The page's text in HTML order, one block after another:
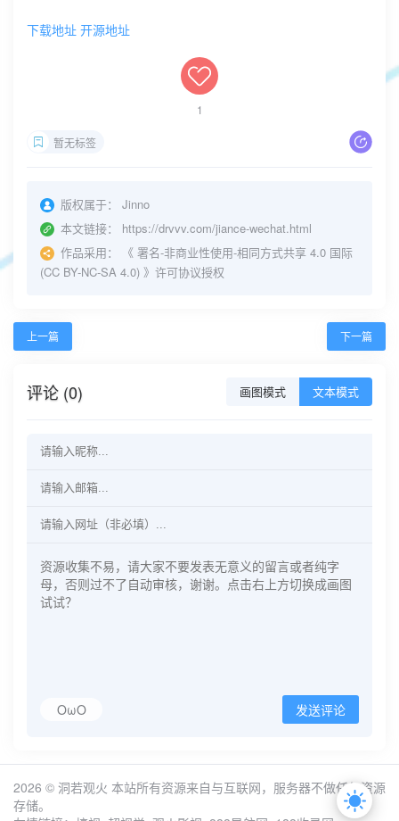
下载地址 开源地址
1
暂无标签
版权属于：
Jinno
本文链接：
https://drvvv.com/jiance-wechat.html
作品采用：
《 署名-非商业性使用-相同方式共享 4.0 国际
(CC BY-NC-SA 4.0) 》许可协议授权
上一篇 下一篇
评论 (0) 画图模式 文本模式
OωO 发送评论
2026 © 洞若观火 本站所有资源来自与互联网，服务器不做任何资源
存储。